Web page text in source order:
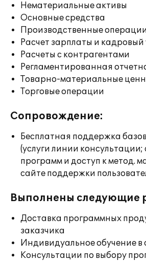
Нематериальные активы
Основные средства
Производственные операции
Расчет зарплаты и кадровый
Расчеты с контрагентами
Регламентированная
Товарно-материальные
Торговые операции
Сопровождение:
Бесплатная поддержка
(услуги линии консультации;
программ и доступ к метод.
сайте поддержки
Выполнены следующие
Доставка программных
заказчика
Индивидуальное обучение в
Консультации по выбору